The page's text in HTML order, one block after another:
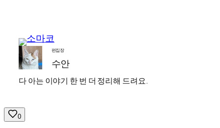
편집장
수안
다 아는 이야기 한 번 더 정리해 드려요.
0